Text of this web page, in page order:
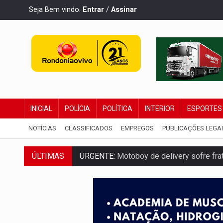
Seja Bem vindo. Entrar / Assinar
INICIAL POLÍCIA POLÍTICA INTERIOR ESPORTES
NOTÍCIAS CLASSIFICADOS EMPREGOS PUBLICAÇÕES
ÚLTIMAS URGENTE: Motoboy de delivery sofre
ELEIÇÕES 2026:Ulisses Guimarães e as
DECISÃO REVISADA:Nunes Marques
CONEXÃO RONDONIAOVIVO: